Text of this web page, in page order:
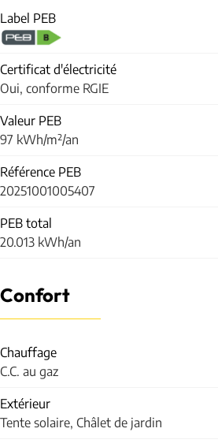
Label PEB
Certificat d'électricité
Oui, conforme RGIE
Valeur PEB
97 kWh/m²/an
Référence PEB
20251001005407
PEB total
20.013 kWh/an
Confort
Chauffage
C.C. au gaz
Extérieur
Tente solaire, Châlet de jardin